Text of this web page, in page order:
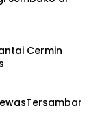
Cermin